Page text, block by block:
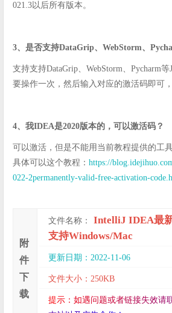
021.3以后所有版本。
3、是否支持DataGrip、WebStorm、
支持支持DataGrip、WebStorm、Pycharm
要操作一次，然后输入对应的激活码即可，
4、我IDEA是2020版本的，可以激活码？
可以激活，但是不能用当前教程提供的工
具体可以这个教程： https://
022-2permanently-valid-free-activation-
附
件
下
载
文件名称：
IntelliJ IDEA最
支持Windows/Mac
更新日期：2022-11-06
文件大小：250KB
提示 ：如遇问题或者链接失效请